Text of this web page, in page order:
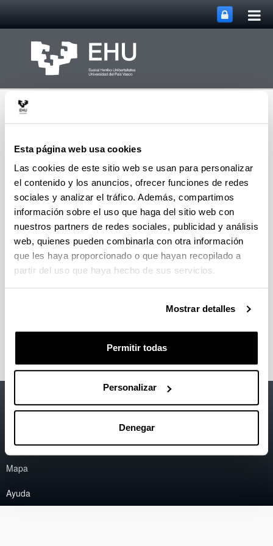
Esta página web usa cookies
Las cookies de este sitio web se usan para personalizar
el contenido y los anuncios, ofrecer funciones de redes
sociales y analizar el tráfico. Además, compartimos
información sobre el uso que haga del sitio web con
nuestros partners de redes sociales, publicidad y análisis
web, quienes pueden combinarla con otra información
que les haya proporcionado o que hayan recopilado a
partir del uso que haya hecho de sus servicios.
Mostrar detalles
Permitir todas
Personalizar
Denegar
Grupo de Investigación
en Cultura, Cognición y
Emoción
Menú
2017 EDICIÓN DE MONOGRÁFICOS
(2017). Editorial. Universitas Psychologica, 16(5).
sue/view/1131
Contacto
Mapa
Ayuda